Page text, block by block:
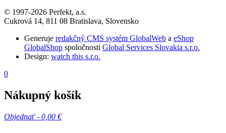
© 1997-2026 Perfekt, a.s.
Cukrová 14, 811 08 Bratislava, Slovensko
Generuje redakčný CMS systém GlobalWeb a eShop
GlobalShop spoločnosti Global Services Slovakia s.r.o.
Design: watch this s.r.o.
0
Nákupný košík
Objednať - 0,00 €